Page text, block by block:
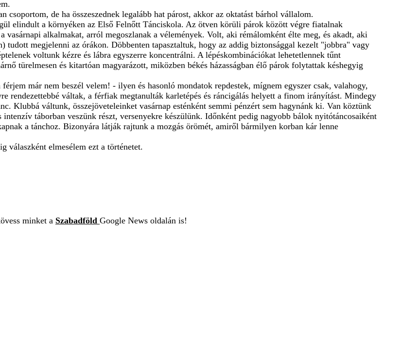
de ha összeszednek legalább hat párost, akkor az oktatást bárhol vállalom.
elindult a környéken az Első Felnőtt Tánciskola. Az ötven körüli párok között végre fiatalnak
vasárnapi alkalmakat, arról megoszlanak a vélemények. Volt, aki rémálomként élte meg, és akadt, aki
tudott megjelenni az órákon. Döbbenten tapasztaltuk, hogy az addig biztonsággal kezelt "jobbra" vagy
voltunk kézre és lábra egyszerre koncentrálni. A lépéskombinációkat lehetetlennek tűnt
türelmesen és kitartóan magyarázott, miközben békés házasságban élő párok folytattak késhegyig
már nem beszél velem! - ilyen és hasonló mondatok repdestek, mígnem egyszer csak, valahogy,
rendezettebbé váltak, a férfiak megtanulták karletépés és ráncigálás helyett a finom irányítást. Mindegy
Klubbá váltunk, összejöveteleinket vasárnap esténként semmi pénzért sem hagynánk ki. Van köztünk
intenzív táborban veszünk részt, versenyekre készülünk. Időnként pedig nagyobb bálok nyitótáncosaiként
a tánchoz. Bizonyára látják rajtunk a mozgás örömét, amiről bármilyen korban kár lenne
válaszként elmesélem ezt a történetet.
minket a Szabadföld Google News oldalán is!